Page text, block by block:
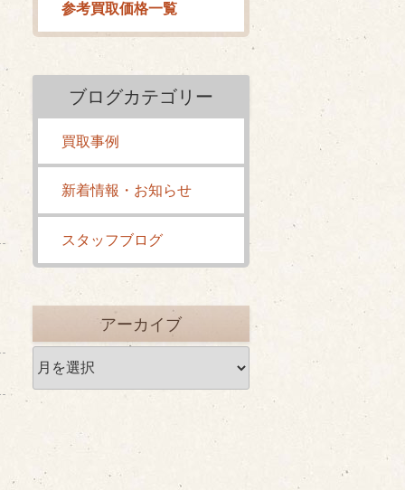
参考買取価格一覧
ブログカテゴリー
買取事例
新着情報・お知らせ
スタッフブログ
アーカイブ
ー